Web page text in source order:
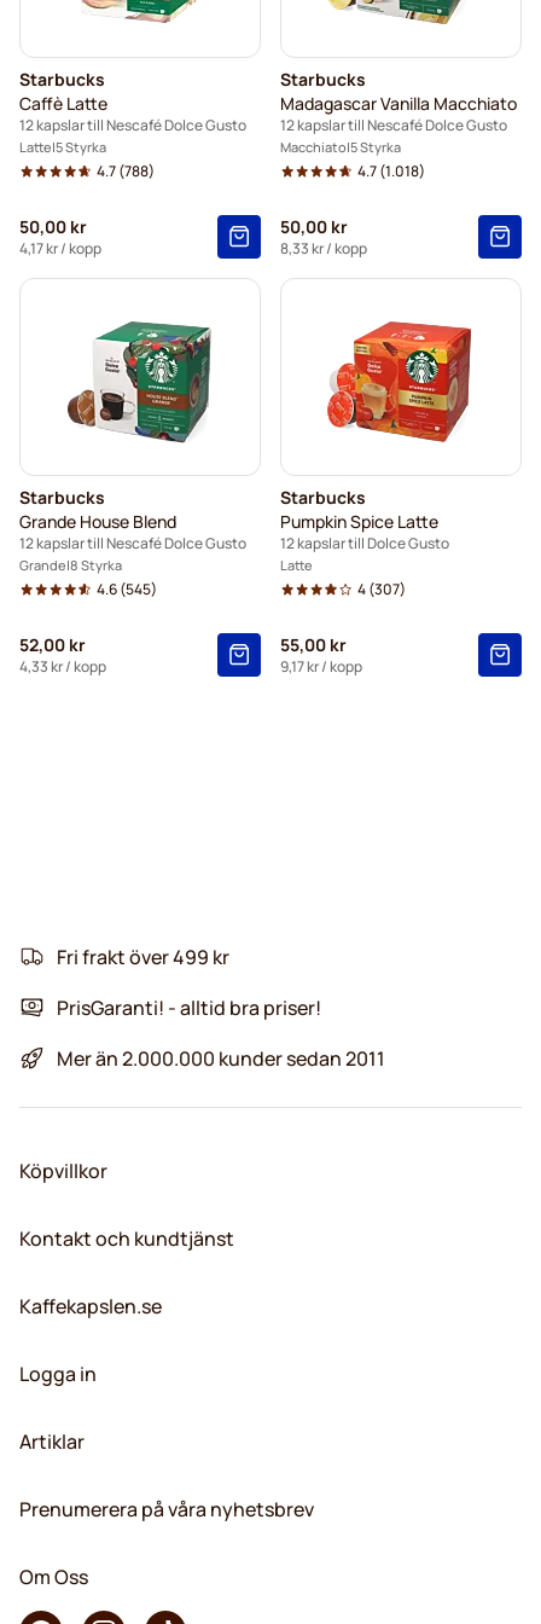
Starbucks
Caffè Latte
12 kapslar till Nescafé Dolce Gusto
Latte 5 Styrka
4.7(788)
50,00 kr
4,17 kr/ kopp
Starbucks
Madagascar Vanilla Macchiato
12 kapslar till Nescafé Dolce Gusto
Macchiato 5 Styrka
4.7(1.018)
50,00 kr
8,33 kr/ kopp
Starbucks
Grande House Blend
12 kapslar till Nescafé Dolce Gusto
Grande 8 Styrka
4.6(545)
52,00 kr
4,33 kr/ kopp
Starbucks
Pumpkin Spice Latte
12 kapslar till Dolce Gusto
Latte
4(307)
55,00 kr
9,17 kr/ kopp
Fri frakt över 499 kr
PrisGaranti! - alltid bra priser!
Mer än 2.000.000 kunder sedan 2011
Köpvillkor
Kontakt och kundtjänst
Kaffekapslen.se
Logga in
Artiklar
Prenumerera på våra nyhetsbrev
Om Oss